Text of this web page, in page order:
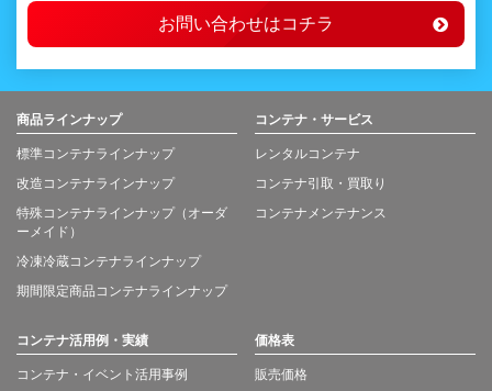
お問い合わせはコチラ
商品ラインナップ
標準コンテナラインナップ
改造コンテナラインナップ
特殊コンテナラインナップ（オーダ
ーメイド）
冷凍冷蔵コンテナラインナップ
期間限定商品コンテナラインナップ
コンテナ・サービス
レンタルコンテナ
コンテナ引取・買取り
コンテナメンテナンス
コンテナ活用例・実績
コンテナ・イベント活用事例
価格表
販売価格